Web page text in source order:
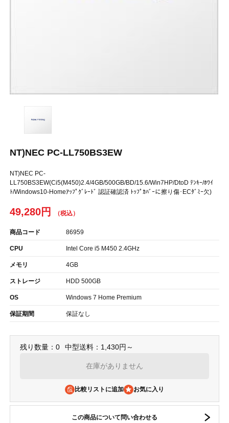
NT)NEC PC-LL750BS3EW
NT)NEC PC-
LL750BS3EW(Ci5(M450)2.4/4GB/500GB/BD/15.6/Win7HP/DtoD ﾃﾝｷｰ/ﾎﾜｲ
ﾄ/Windows10-Homeｱｯﾌﾟｸﾞﾚｰﾄﾞ 認証確認済 ﾄｯﾌﾟｶﾊﾞｰに擦り傷･ECﾀﾞﾐｰ欠)
49,280円
商品コード 86959
CPU Intel Core i5 M450 2.4GHz
メモリ 4GB
ストレージ HDD 500GB
OS Windows 7 Home Premium
保証期間 保証なし
残り数量：0 中型送料：1,430円～
在庫がありません
比較リストに追加
この商品について問い合わせる